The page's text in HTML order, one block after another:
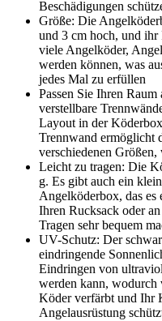
Beschädigungen
Größe: Die
und 3 cm hoch, und ihr
viele Angelköder,
werden können, was
jedes Mal zu erfüllen
Passen Sie Ihren
verstellbare
Layout in der
Trennwand ermöglicht
verschiedenen
Leicht zu tragen: Die
g. Es gibt auch ein
Angelköderbox, das
Ihren Rucksack oder
Tragen sehr bequem
UV-Schutz: Der
eindringende
Eindringen von
werden kann, wodurch
Köder verfärbt und Ihr
Angelausrüstung